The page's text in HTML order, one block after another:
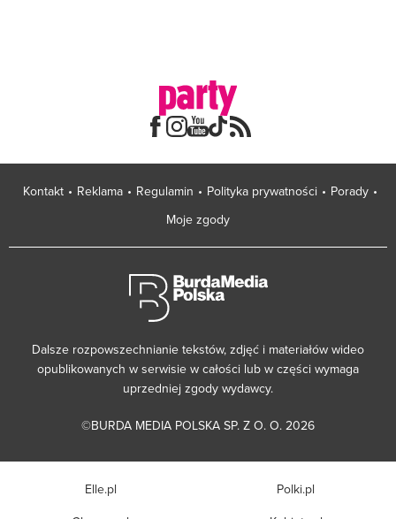
Kontakt Reklama Regulamin Polityka prywatności
Porady
Moje zgody
Dalsze rozpowszechnianie tekstów, zdjęć i materiałów wideo
opublikowanych w serwisie w całości lub w części wymaga
uprzedniej zgody wydawcy.
©BURDA MEDIA POLSKA SP. Z O. O. 2026
Elle.pl
Polki.pl